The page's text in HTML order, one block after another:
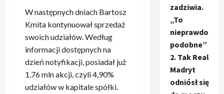
W następnych dniach Bartosz
Kmita kontynuował sprzedaż
swoich udziałów. Według
informacji dostępnych na
dzień notyfikacji, posiadał już
1,76 mln akcji, czyli 4,90%
udziałów w kapitale spółki.
zadziwia.
„To
nieprawdo
podobne”
2. Tak Real
Madryt
odniósł się